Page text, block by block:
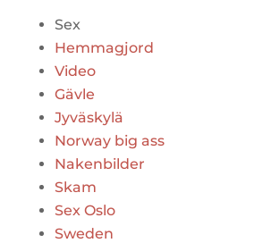
Sex
Hemmagjord
Video
Gävle
Jyväskylä
Norway big ass
Nakenbilder
Skam
Sex Oslo
Sweden